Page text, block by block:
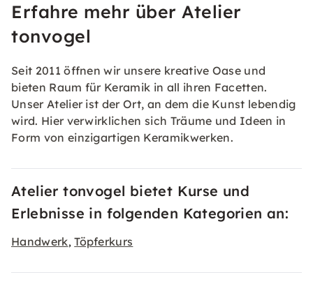
Erfahre mehr über Atelier
tonvogel
Seit 2011 öffnen wir unsere kreative Oase und
bieten Raum für Keramik in all ihren Facetten.
Unser Atelier ist der Ort, an dem die Kunst lebendig
wird. Hier verwirklichen sich Träume und Ideen in
Form von einzigartigen Keramikwerken.
Atelier tonvogel bietet Kurse und
Erlebnisse in folgenden Kategorien an:
Handwerk,Töpferkurs